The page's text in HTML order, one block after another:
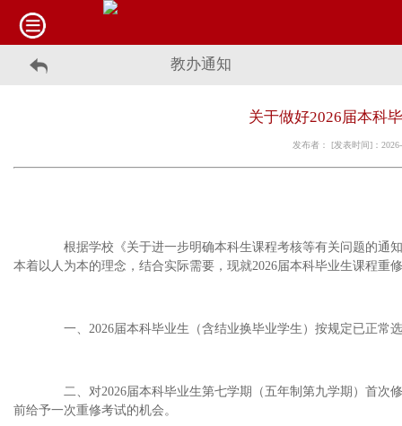
教办通知
关于做好2026届本科
发布者： [发表时间]：
根据学校《关于进一步明确本科生课程考核等有关问题的通
本着以人为本的理念，结合实际需要，现就2026届本科毕业生课程重
一、2026届本科毕业生（含结业换毕业学生）按规定已正常
二、对2026届本科毕业生第七学期（五年制第九学期）首次
前给予一次重修考试的机会。